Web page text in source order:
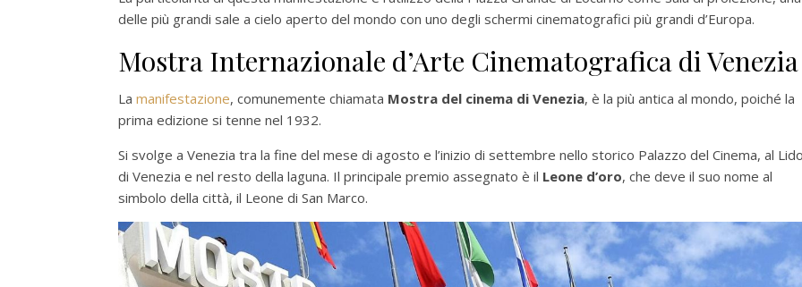
delle più grandi sale a cielo aperto del mondo con uno degli schermi cinematografici più grandi d’Europa.
Mostra Internazionale d’Arte Cinematografica di Venezia
La manifestazione, comunemente chiamata Mostra del cinema di Venezia, è la più antica al mondo, poiché la
prima edizione si tenne nel 1932.
Si svolge a Venezia tra la fine del mese di agosto e l’inizio di settembre nello storico Palazzo del Cinema, al
di Venezia e nel resto della laguna. Il principale premio assegnato è il Leone d’oro, che deve il suo nome al
simbolo della città, il Leone di San Marco.